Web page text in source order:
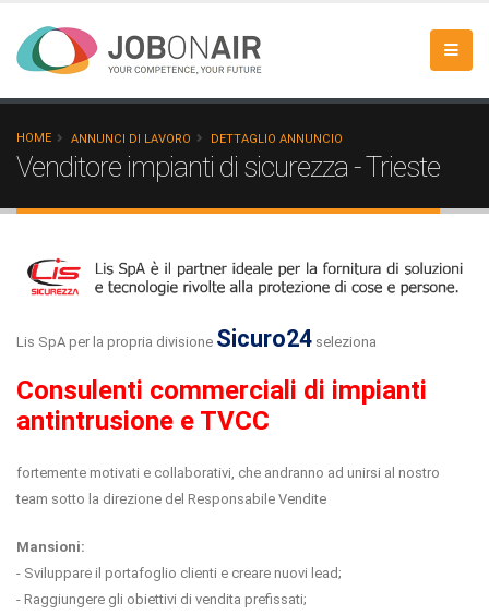
HOME ANNUNCI DI LAVORO DETTAGLIO ANNUNCIO
Venditore impianti di sicurezza - Trieste
Lis SpA per la propria divisione Sicuro24 seleziona
Consulenti commerciali di impianti
antintrusione e TVCC
fortemente motivati e collaborativi, che andranno ad unirsi al nostro
team sotto la direzione del Responsabile Vendite
Mansioni:
- Sviluppare il portafoglio clienti e creare nuovi lead;
- Raggiungere gli obiettivi di vendita prefissati;